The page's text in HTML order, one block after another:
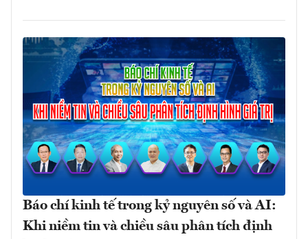
Báo chí kinh tế trong kỷ nguyên số và AI:
Khi niềm tin và chiều sâu phân tích định